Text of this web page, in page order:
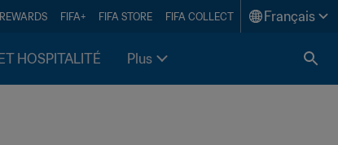
FIFA+ FIFA STORE FIFA COLLECT Français
HOSPITALITÉ Plus